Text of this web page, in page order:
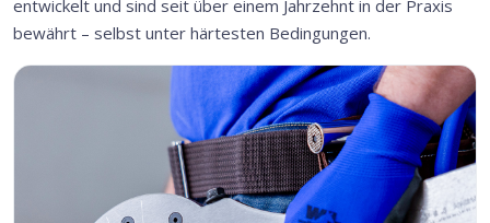
entwickelt und sind seit über einem Jahrzehnt in der Praxis
bewährt – selbst unter härtesten Bedingungen.